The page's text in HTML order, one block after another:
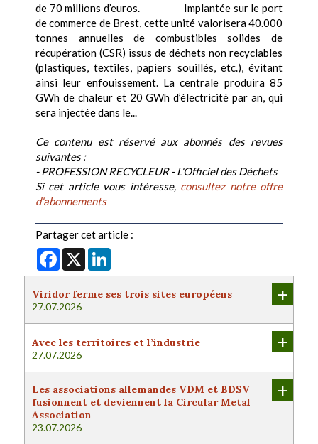
de 70 millions d’euros. Implantée sur le port
de commerce de Brest, cette unité valorisera 40.000
tonnes annuelles de combustibles solides de
récupération (CSR) issus de déchets non recyclables
(plastiques, textiles, papiers souillés, etc.), évitant
ainsi leur enfouissement. La centrale produira 85
GWh de chaleur et 20 GWh d’électricité par an, qui
sera injectée dans le...
Ce contenu est réservé aux abonnés des revues
suivantes :
- PROFESSION RECYCLEUR - L'Officiel des Déchets
Si cet article vous intéresse, consultez notre offre
d'abonnements
Partager cet article :
Facebook
X
Viridor ferme ses trois sites européens
27.07.2026
+
Avec les territoires et l’industrie
27.07.2026
+
Les associations allemandes VDM et BDSV
fusionnent et deviennent la Circular Metal
Association
23.07.2026
+